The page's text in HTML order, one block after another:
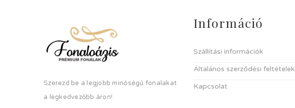
Szerezd be a legjobb minőségű fonalakat
a legkedvezőbb áron!
Információ
Szállítási információk
Általános szerződési feltételek
Kapcsolat